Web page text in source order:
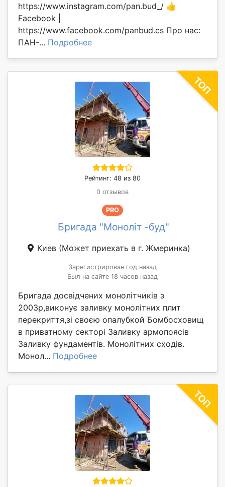
https://www.instagram.com/pan.bud_/ 👍
Facebook |
https://www.facebook.com/panbud.cs Про нас:
ПАН-... Подробнее
Рейтинг: 48 из 80
0 отзывов
PRO
Бригада "Моноліт -буд"
Киев (Может приехать в г. Жмеринка)
Зарегистрирован год назад
Был на сайте 18 часов назад
Бригада досвідчених монолітчиків з
2003р,виконує заливку монолітних плит
перекриття,зі своєю опалубкой Бомбосховищ
в приватному секторі Заливку армопоясів
Заливку фундаментів. Монолітних сходів.
Монол... Подробнее